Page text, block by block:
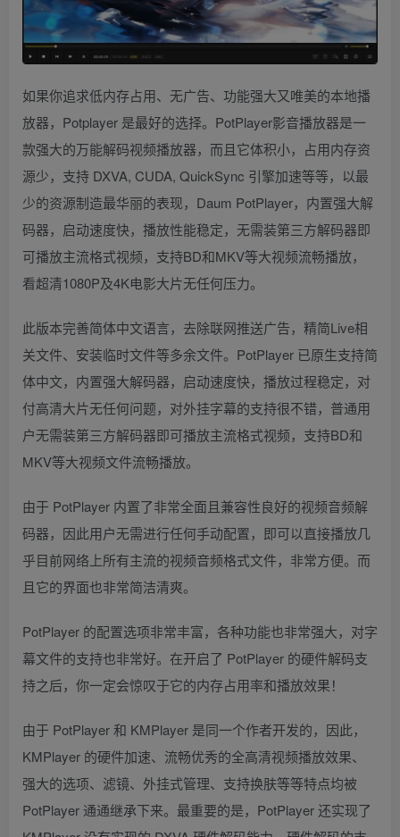
如果你追求低内存占用、无广告、功能强大又唯美的本地播
放器，Potplayer 是最好的选择。PotPlayer影音播放器是一
款强大的万能解码视频播放器，而且它体积小，占用内存资
源少，支持 DXVA, CUDA, QuickSync 引擎加速等等，以最
少的资源制造最华丽的表现，Daum PotPlayer，内置强大解
码器，启动速度快，播放性能稳定，无需装第三方解码器即
可播放主流格式视频，支持BD和MKV等大视频流畅播放，
看超清1080P及4K电影大片无任何压力。
此版本完善简体中文语言，去除联网推送广告，精简Live相
关文件、安装临时文件等多余文件。PotPlayer 已原生支持简
体中文，内置强大解码器，启动速度快，播放过程稳定，对
付高清大片无任何问题，对外挂字幕的支持很不错，普通用
户无需装第三方解码器即可播放主流格式视频，支持BD和
MKV等大视频文件流畅播放。
由于 PotPlayer 内置了非常全面且兼容性良好的视频音频解
码器，因此用户无需进行任何手动配置，即可以直接播放几
乎目前网络上所有主流的视频音频格式文件，非常方便。而
且它的界面也非常简洁清爽。
PotPlayer 的配置选项非常丰富，各种功能也非常强大，对字
幕文件的支持也非常好。在开启了 PotPlayer 的硬件解码支
持之后，你一定会惊叹于它的内存占用率和播放效果！
由于 PotPlayer 和 KMPlayer 是同一个作者开发的，因此，
KMPlayer 的硬件加速、流畅优秀的全高清视频播放效果、
强大的选项、滤镜、外挂式管理、支持换肤等等特点均被
PotPlayer 通通继承下来。最重要的是，PotPlayer 还实现了